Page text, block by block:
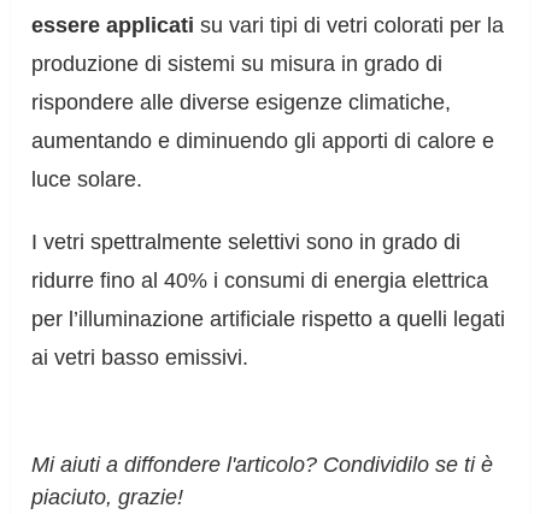
essere applicati su vari tipi di vetri colorati per la
produzione di sistemi su misura in grado di
rispondere alle diverse esigenze climatiche,
aumentando e diminuendo gli apporti di calore e
luce solare.
I vetri spettralmente selettivi sono in grado di
ridurre fino al 40% i consumi di energia elettrica
per l’illuminazione artificiale rispetto a quelli legati
ai vetri basso emissivi.
Mi aiuti a diffondere l'articolo? Condividilo se ti è
piaciuto, grazie!